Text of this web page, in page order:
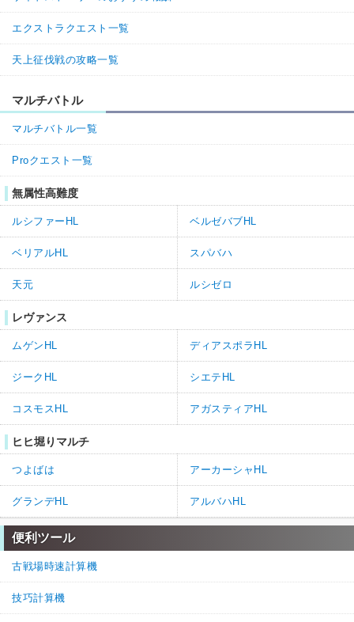
エクストラクエスト一覧
天上征伐戦の攻略一覧
マルチバトル
マルチバトル一覧
Proクエスト一覧
無属性高難度
ルシファーHL ベルゼバブHL
ベリアルHL スパバハ
天元 ルシゼロ
レヴァンス
ムゲンHL ディアスポラHL
ジークHL シエテHL
コスモスHL アガスティアHL
ヒヒ堀りマルチ
つよばは アーカーシャHL
グランデHL アルバハHL
便利ツール
古戦場時速計算機
技巧計算機